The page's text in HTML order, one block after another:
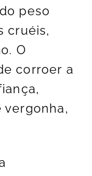
peso
cruéis,
O
corroer a